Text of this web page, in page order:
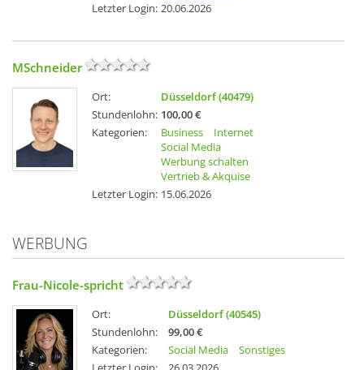
Letzter Login: 20.06.2026
MSchneider
Ort:
Düsseldorf (40479)
Stundenlohn: 100,00 €
Kategorien:
Business
Internet
Social Media
Werbung schalten
Vertrieb & Akquise
Letzter Login: 15.06.2026
WERBUNG
Frau-Nicole-spricht
Ort:
Düsseldorf (40545)
Stundenlohn:
99,00 €
Kategorien:
Social Media
Sonstiges